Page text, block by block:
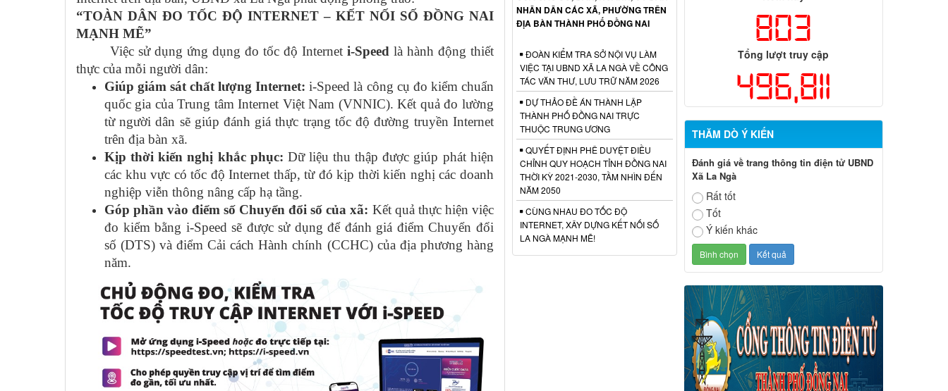
“TOÀN DÂN ĐO TỐC ĐỘ INTERNET – KẾT NỐI SỐ ĐỒNG NAI
MẠNH MẼ”
Việc sử dụng ứng dụng đo tốc độ Internet i-Speed là hành động thiết
thực của mỗi người dân:
Giúp giám sát chất lượng Internet: i-Speed là công cụ đo kiểm chuẩn
quốc gia của Trung tâm Internet Việt Nam (VNNIC). Kết quả đo lường
từ người dân sẽ giúp đánh giá thực trạng tốc độ đường truyền Internet
trên địa bàn xã.
Kịp thời kiến nghị khắc phục: Dữ liệu thu thập được giúp phát hiện
các khu vực có tốc độ Internet thấp, từ đó kịp thời kiến nghị các doanh
nghiệp viễn thông nâng cấp hạ tầng.
Góp phần vào điểm số Chuyển đổi số của xã: Kết quả thực hiện việc
đo kiểm bằng i-Speed sẽ được sử dụng để đánh giá điểm Chuyển đổi
số (DTS) và điểm Cải cách Hành chính (CCHC) của địa phương hàng
năm.
803
Tổng lượt truy cập
496,811
THĂM DÒ Ý KIẾN
Đánh giá về trang thông tin điện tử UBND
Xã La Ngà
Rất tốt
Tốt
Ý kiến khác
NHÂN DÂN CÁC XÃ, PHƯỜNG TRÊN
ĐỊA BÀN THÀNH PHỐ ĐỒNG NAI
ĐOÀN KIỂM TRA SỞ NỘI VỤ LÀM
VIỆC TẠI UBND XÃ LA NGÀ VỀ CÔNG
TÁC VĂN THƯ, LƯU TRỮ NĂM 2026
DỰ THẢO ĐỀ ÁN THÀNH LẬP
THÀNH PHỐ ĐỒNG NAI TRỰC
THUỘC TRUNG ƯƠNG
QUYẾT ĐỊNH PHÊ DUYỆT ĐIỀU
CHỈNH QUY HOẠCH TỈNH ĐỒNG NAI
THỜI KỲ 2021-2030, TẦM NHÌN ĐẾN
NĂM 2050
CÙNG NHAU ĐO TỐC ĐỘ
INTERNET, XÂY DỰNG KẾT NỐI SỐ
LA NGÀ MẠNH MẼ!